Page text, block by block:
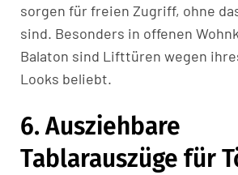
sorgen für freien Zugriff, ohne
sind. Besonders in offenen
Balaton sind Lifttüren wegen
Looks beliebt.
6. Ausziehbare
Tablarauszüge für